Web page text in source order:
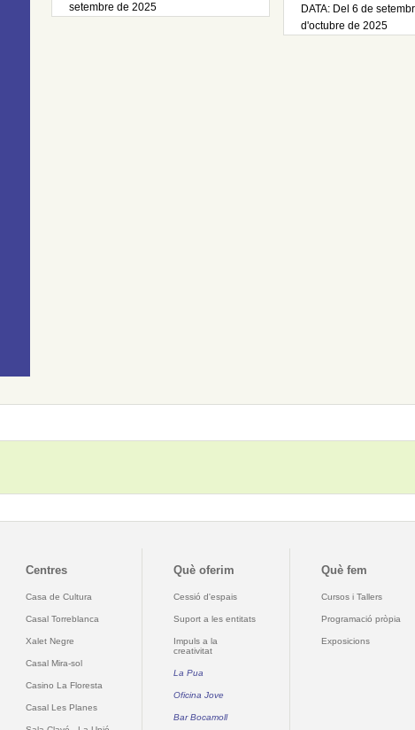
setembre de 2025
DATA: Del 6 de
d'octubre de 2025
Centres
Casa de Cultura
Casal Torreblanca
Xalet Negre
Casal Mira-sol
Casino La Floresta
Casal Les Planes
Què oferim
Cessió d'espais
Suport a les entitats
Impuls a la
creativitat
La Pua
Oficina Jove
Bar Bocamoll
Què fem
Cursos i Tallers
Programació pròpia
Exposicions